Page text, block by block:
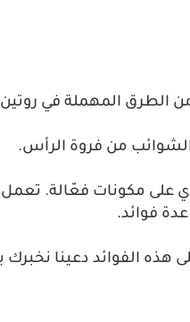
الطرق المهملة في روتين
من فروة الرأس.
على مكونات فعّالة.
فوائد.
هذه الفوائد دعينا